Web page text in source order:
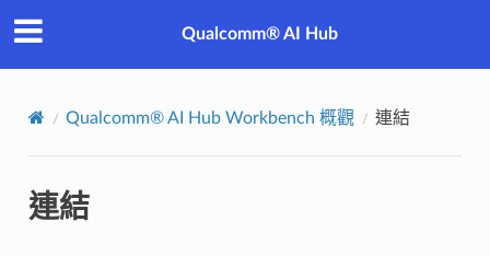
Qualcomm® AI Hub
Qualcomm® AI Hub Workbench 概觀 連結
連結